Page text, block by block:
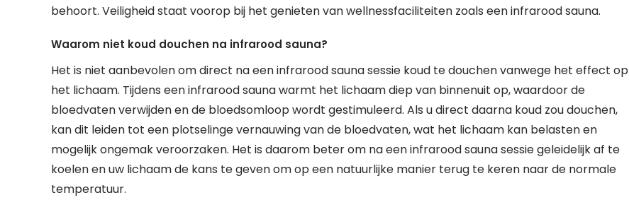
behoort. Veiligheid staat voorop bij het genieten van wellnessfaciliteiten zoals een infrarood sauna.
Waarom niet koud douchen na infrarood sauna?
Het is niet aanbevolen om direct na een infrarood sauna sessie koud te douchen vanwege het effect op
het lichaam. Tijdens een infrarood sauna warmt het lichaam diep van binnenuit op, waardoor de
bloedvaten verwijden en de bloedsomloop wordt gestimuleerd. Als u direct daarna koud zou douchen,
kan dit leiden tot een plotselinge vernauwing van de bloedvaten, wat het lichaam kan belasten en
mogelijk ongemak veroorzaken. Het is daarom beter om na een infrarood sauna sessie geleidelijk af te
koelen en uw lichaam de kans te geven om op een natuurlijke manier terug te keren naar de normale
temperatuur.